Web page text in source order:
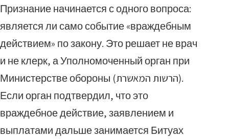
Признание начинается с одного вопроса:
является ли само событие «враждебным
действием» по закону. Это решает не врач
и не клерк, а Уполномоченный орган при
Министерстве обороны (הרשות המאשרת).
Если орган подтвердил, что это
враждебное действие, заявлением и
выплатами дальше занимается Битуах